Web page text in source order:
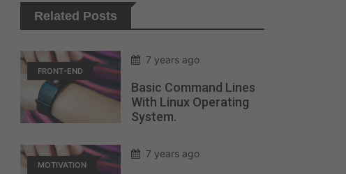
Related Posts
FRONT-END
7 years ago
Basic Command Lines
With Linux Operating
System.
MOTIVATION
7 years ago